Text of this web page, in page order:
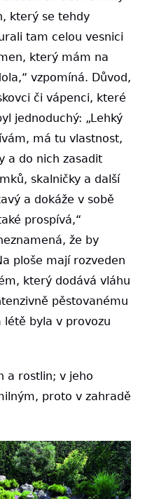
který se tehdy
tam celou vesnici
který mám na
vzpomíná. Důvod,
či vápenci, které
jednoduchý: „Lehký
má tu vlastnost,
a do nich zasadit
skalničky a další
a dokáže v sobě
prospívá,“
že by
ploše mají rozveden
který dodává vláhu
pěstovanému
létě byla v provozu
a rostlin; v jeho
proto v zahradě